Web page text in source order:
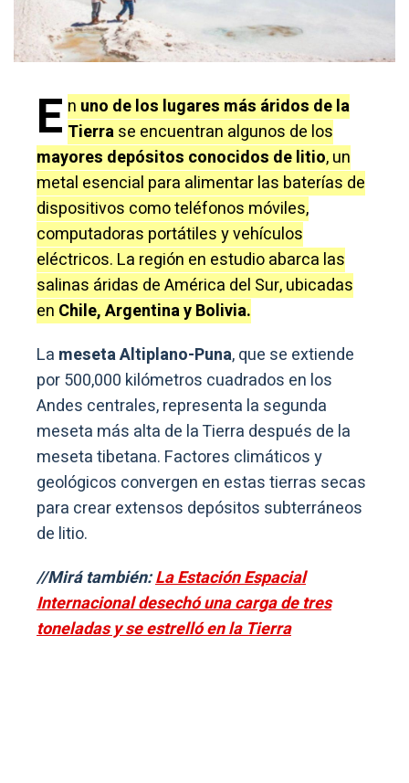
E n uno de los lugares más áridos de la
Tierrase encuentran algunos de los
mayores depósitos conocidos de litio, un
metal esencial para alimentar las baterías de
dispositivos como teléfonos móviles,
computadoras portátiles y vehículos
eléctricos. La región en estudio abarca las
salinas áridas de América del Sur, ubicadas
en Chile, Argentina y Bolivia.
La meseta Altiplano-Puna, que se extiende
por 500,000 kilómetros cuadrados en los
Andes centrales, representa la segunda
meseta más alta de la Tierra después de la
meseta tibetana. Factores climáticos y
geológicos convergen en estas tierras secas
para crear extensos depósitos subterráneos
de litio.
//Mirá también:La Estación Espacial
Internacional desechó una carga de tres
toneladas y se estrelló en la Tierra